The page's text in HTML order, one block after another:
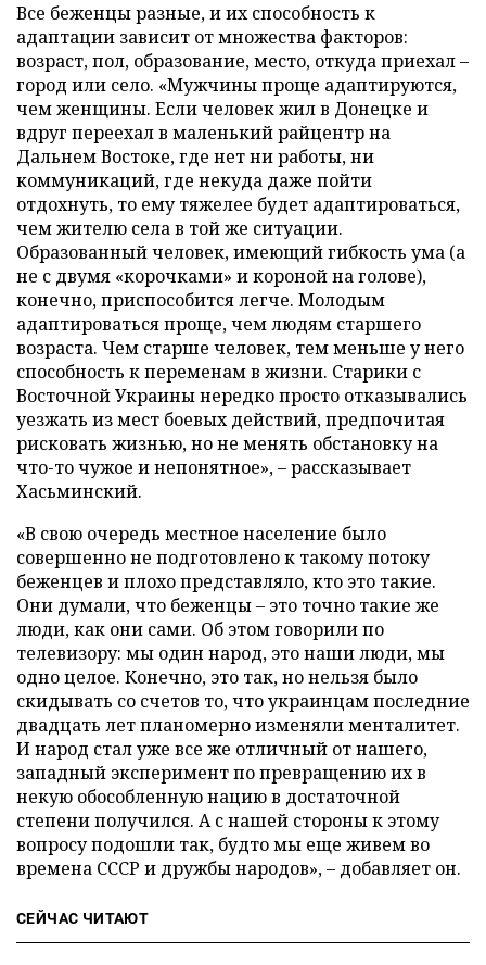
Все беженцы разные, и их способность к
адаптации зависит от множества факторов:
возраст, пол, образование, место, откуда приехал –
город или село. «Мужчины проще адаптируются,
чем женщины. Если человек жил в Донецке и
вдруг переехал в маленький райцентр на
Дальнем Востоке, где нет ни работы, ни
коммуникаций, где некуда даже пойти
отдохнуть, то ему тяжелее будет адаптироваться,
чем жителю села в той же ситуации.
Образованный человек, имеющий гибкость ума (а
не с двумя «корочками» и короной на голове),
конечно, приспособится легче. Молодым
адаптироваться проще, чем людям старшего
возраста. Чем старше человек, тем меньше у него
способность к переменам в жизни. Старики с
Восточной Украины нередко просто отказывались
уезжать из мест боевых действий, предпочитая
рисковать жизнью, но не менять обстановку на
что-то чужое и непонятное», – рассказывает
Хасьминский.
«В свою очередь местное население было
совершенно не подготовлено к такому потоку
беженцев и плохо представляло, кто это такие.
Они думали, что беженцы – это точно такие же
люди, как они сами. Об этом говорили по
телевизору: мы один народ, это наши люди, мы
одно целое. Конечно, это так, но нельзя было
скидывать со счетов то, что украинцам последние
двадцать лет планомерно изменяли менталитет.
И народ стал уже все же отличный от нашего,
западный эксперимент по превращению их в
некую обособленную нацию в достаточной
степени получился. А с нашей стороны к этому
вопросу подошли так, будто мы еще живем во
времена СССР и дружбы народов», – добавляет он.
СЕЙЧАС ЧИТАЮТ